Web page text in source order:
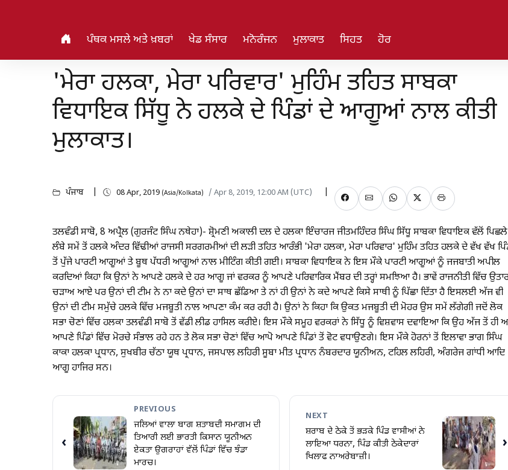
ਪੰਥਕ ਮਸਲੇ ਅਤੇ ਖ਼ਬਰਾਂ ਖੇਡ ਸੰਸਾਰ ਮਨੋਰੰਜਨ ਮੁਲਾਕਾਤ ਸਿਹਤ ਹੋਰ
'ਮੇਰਾ ਹਲਕਾ, ਮੇਰਾ ਪਰਿਵਾਰ' ਮੁਹਿੰਮ ਤਹਿਤ ਸਾਬਕਾ
ਵਿਧਾਇਕ ਸਿੱਧੂ ਨੇ ਹਲਕੇ ਦੇ ਪਿੰਡਾਂ ਦੇ ਆਗੂਆਂ ਨਾਲ ਕੀਤੀ
ਮੁਲਾਕਾਤ।
ਪੰਜਾਬ 08 Apr, 2019 (Asia/Kolkata) / Apr 8, 2019, 12:00 AM (UTC)
ਤਲਵੰਡੀ ਸਾਬੋ, 8 ਅਪ੍ਰੈਲ (ਗੁਰਜੰਟ ਸਿੰਘ ਨਥੇਹਾ)- ਸ਼੍ਰੋਮਣੀ ਅਕਾਲੀ ਦਲ ਦੇ ਹਲਕਾ ਇੰਚਾਰਜ ਜੀਤਮਹਿੰਦਰ ਸਿੰਘ ਸਿੱਧੂ ਸਾਬਕਾ ਵਿਧਾਇਕ ਵੱਲੋਂ ਪਿਛਲੇ
ਲੰਬੇ ਸਮੇਂ ਤੋਂ ਹਲਕੇ ਅੰਦਰ ਵਿੱਢੀਆਂ ਰਾਜਸੀ ਸਰਗਰਮੀਆਂ ਦੀ ਲੜੀ ਤਹਿਤ ਆਰੰਭੀ 'ਮੇਰਾ ਹਲਕਾ, ਮੇਰਾ ਪਰਿਵਾਰ' ਮੁਹਿੰਮ ਤਹਿਤ ਹਲਕੇ ਦੇ ਵੱਖ ਵੱਖ
ਤੋਂ ਪੁੱਜੇ ਪਾਰਟੀ ਆਗੂਆਂ ਤੇ ਬੂਥ ਪੱਧਰੀ ਆਗੂਆਂ ਨਾਲ ਮੀਟਿੰਗ ਕੀਤੀ ਗਈ। ਸਾਬਕਾ ਵਿਧਾਇਕ ਨੇ ਇਸ ਮੌਕੇ ਪਾਰਟੀ ਆਗੂਆਂ ਨੂੰ ਜਜਬਾਤੀ ਅਪੀਲ
ਕਰਦਿਆਂ ਕਿਹਾ ਕਿ ਉਨਾਂ ਨੇ ਆਪਣੇ ਹਲਕੇ ਦੇ ਹਰ ਆਗੂ ਜਾਂ ਵਰਕਰ ਨੂੰ ਆਪਣੇ ਪਰਿਵਾਰਿਕ ਮੈਂਬਰ ਦੀ ਤਰ੍ਹਾਂ ਸਮਝਿਆ ਹੈ। ਭਾਵੇਂ ਰਾਜਨੀਤੀ ਵਿੱਚ
ਚੜਾਅ ਆਏ ਪਰ ਉਨਾਂ ਦੀ ਟੀਮ ਨੇ ਨਾ ਕਦੇ ਉਨਾਂ ਦਾ ਸਾਥ ਛੱਡਿਆ ਤੇ ਨਾਂ ਹੀ ਉਨਾਂ ਨੇ ਕਦੇ ਆਪਣੇ ਕਿਸੇ ਸਾਥੀ ਨੂੰ ਪਿੱਛਾ ਦਿੱਤਾ ਹੈ ਇਸਲਈ ਅੱਜ ਵੀ
ਉਨਾਂ ਦੀ ਟੀਮ ਸਮੁੱਚੇ ਹਲਕੇ ਵਿੱਚ ਮਜਬੂਤੀ ਨਾਲ ਆਪਣਾ ਕੰਮ ਕਰ ਰਹੀ ਹੈ। ਉਨਾਂ ਨੇ ਕਿਹਾ ਕਿ ਉਕਤ ਮਜਬੂਤੀ ਦੀ ਮੋਹਰ ਉਸ ਸਮੇਂ ਲੱਗੇਗੀ ਜਦੋਂ ਲੋਕ
ਸਭਾ ਚੋਣਾਂ ਵਿੱਚ ਹਲਕਾ ਤਲਵੰਡੀ ਸਾਬੋ ਤੋਂ ਵੱਡੀ ਲੀਡ ਹਾਸਿਲ ਕਰੀਏ। ਇਸ ਮੌਕੇ ਸਮੂਹ ਵਰਕਰਾਂ ਨੇ ਸਿੱਧੂ ਨੂੰ ਵਿਸ਼ਵਾਸ ਦਵਾਇਆ ਕਿ ਉਹ ਅੱਜ ਤੋਂ ਹੀ
ਆਪਣੇ ਪਿੰਡਾਂ ਵਿੱਚ ਮੋਰਚੇ ਸੰਭਾਲ ਰਹੇ ਹਨ ਤੇ ਲੋਕ ਸਭਾ ਚੋਣਾਂ ਵਿੱਚ ਆਪੋ ਆਪਣੇ ਪਿੰਡਾਂ ਤੋਂ ਵੋਟ ਵਧਾਉਣਗੇ। ਇਸ ਮੌਕੇ ਹੋਰਨਾਂ ਤੋਂ ਇਲਾਵਾ ਭਾਗ ਸਿੰਘ
ਕਾਕਾ ਹਲਕਾ ਪ੍ਰਧਾਨ, ਸੁਖਬੀਰ ਚੱਠਾ ਯੂਥ ਪ੍ਰਧਾਨ, ਜਸਪਾਲ ਲਹਿਰੀ ਸੂਬਾ ਮੀਤ ਪ੍ਰਧਾਨ ਨੰਬਰਦਾਰ ਯੂਨੀਅਨ, ਟਹਿਲ ਲਹਿਰੀ, ਅੰਗਰੇਜ ਗਾਂਧੀ ਆਦਿ
ਆਗੂ ਹਾਜਿਰ ਸਨ।
‹
PREVIOUS
ਜਲਿਆਂ ਵਾਲਾ ਬਾਗ ਸ਼ਤਾਬਦੀ ਸਮਾਗਮ ਦੀ
ਤਿਆਰੀ ਲਈ ਭਾਰਤੀ ਕਿਸਾਨ ਯੂਨੀਅਨ
ਏਕਤਾ ਉਗਰਾਹਾਂ ਵੱਲੋਂ ਪਿੰਡਾਂ ਵਿੱਚ ਝੰਡਾ
ਮਾਰਚ।
NEXT
ਸ਼ਰਾਬ ਦੇ ਠੇਕੇ ਤੋਂ ਭੜਕੇ ਪਿੰਡ ਵਾਸੀਆਂ ਨੇ
ਲਾਇਆ ਧਰਨਾ, ਪਿੰਡ ਕੀਤੀ ਠੇਕੇਦਾਰਾਂ
ਖਿਲਾਫ ਨਾਅਰੇਬਾਜ਼ੀ।
›